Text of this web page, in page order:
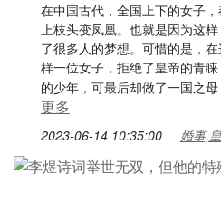
在中国古代，全国上下的女子
上枝头变凤凰。也就是因为这
了很多人的梦想。可惜的是，
样一位女子，拒绝了皇帝的青
的少年，可最后却做了一国之
更多
2023-06-14 10:35:00 婚事,